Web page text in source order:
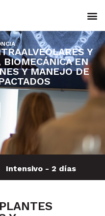
Y
BIOMECÁNICA EN
Y MANEJO DE
Intensivo - 2 días